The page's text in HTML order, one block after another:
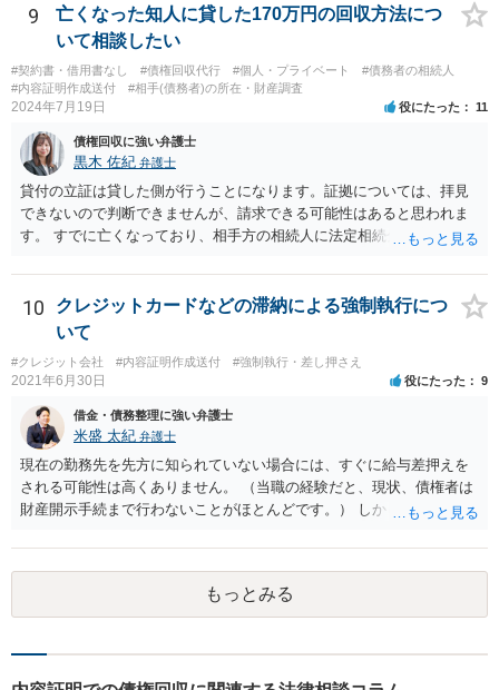
し、やむを得ず、返還金23万円及びこれに対する遅延損害金の支払い
を求める民事訴訟、支払督促その他必要な法的手続を直ちに講じま
す。 その際には、訴訟に要する費用その他法令上認められる金員につ
いても併せて請求する予定ですので、あらかじめ申し添えます。 本件
は、貴殿自らが契約を解約したことによって生じた返還義務の履行を
の内部事情は、私に対する返還義務の発生や履行時期には何ら影響を
及ぼすものではありません。 これ以上、本件の解決を不必要に遅延さ
せることなく、誠意をもって速やかに返金手続を履行されるよう、強
く求めます。 以上
9
亡くなった知人に貸した170万円の回収方法につ
いて相談したい
#契約書・借用書なし #債権回収代行 #個人・プライベート
#債務者の相続人
#内容証明作成送付
#相手(債務者)の所在・財産調査
2024年7月19日 役にたった 11
債権回収に強い弁護士
黒木 佐紀 弁護士
貸付の立証は貸した側が行うことになります。証拠については、拝見
できないので判断できませんが、請求できる可能性はあると思われま
す。 すでに亡くなっており、相手方の相続人に法定相続分に応じて請
が難しくなります。 お早めに相続人に請求していくか、それが難しい
場合は、弁護士に相談されるのがよろしいかと思います。
10
クレジットカードなどの滞納による強制執行につ
いて
#クレジット会社 #内容証明作成送付 #強制執行・差し押さえ
2021年6月30日 役にたった 9
借金・債務整理に強い弁護士
米盛 太紀 弁護士
現在の勤務先を先方に知られていない場合には、すぐに給与差押えを
される可能性は高くありません。 （当職の経験だと、現状、債権者は
財産開示手続まで行わないことがほとんどです。） しかしながら、一
況です。 そのため、分割払いが困難ということであれば破産や個人再
生も検討した方が良いと思います。 もっとも、無視をし続けたとして
も、刑事罰に問われることはありませんので、その点はご安心くださ
い。 どのような手続きを行うかは、相談者様の現在の生活状況等によ
もっとみる